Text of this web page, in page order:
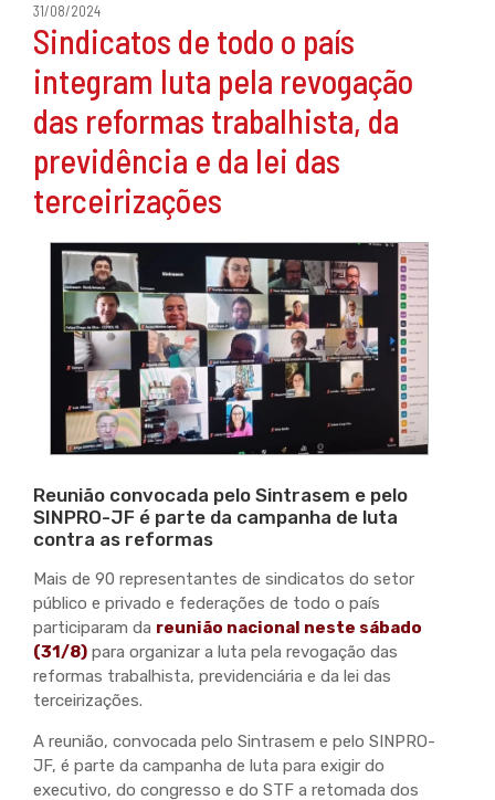
31/08/2024
Sindicatos de todo o país
integram luta pela revogação
das reformas trabalhista, da
previdência e da lei das
terceirizações
Reunião convocada pelo Sintrasem e pelo
SINPRO-JF é parte da campanha de luta
contra as reformas
Mais de 90 representantes de sindicatos do setor
público e privado e federações de todo o país
participaram da reunião nacional neste sábado
(31/8) para organizar a luta pela revogação das
reformas trabalhista, previdenciária e da lei das
terceirizações.
A reunião, convocada pelo Sintrasem e pelo SINPRO-
JF, é parte da campanha de luta para exigir do
executivo, do congresso e do STF a retomada dos